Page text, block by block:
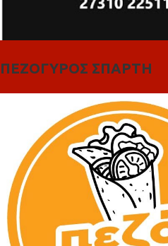
ΠΕΖΟΓΥΡΟΣ ΣΠΑΡΤΗ